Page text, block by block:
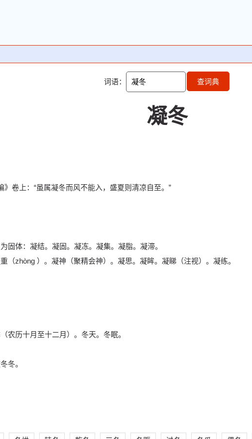
词语： 查词典
凝冬
》卷上：“虽属凝冬而风不能入，盛夏则清凉自至。”
固体：凝结。凝固。凝冻。凝集。凝脂。凝滞。
（zhòng ）。凝神（聚精会神）。凝思。凝眸。凝睇（注视）。凝练。
农历十月至十二月）。冬天。冬眠。
冬。